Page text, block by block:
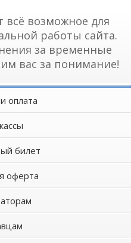
всё возможное для
работы сайта.
за временные
вас за понимание!
оплата
билет
оферта